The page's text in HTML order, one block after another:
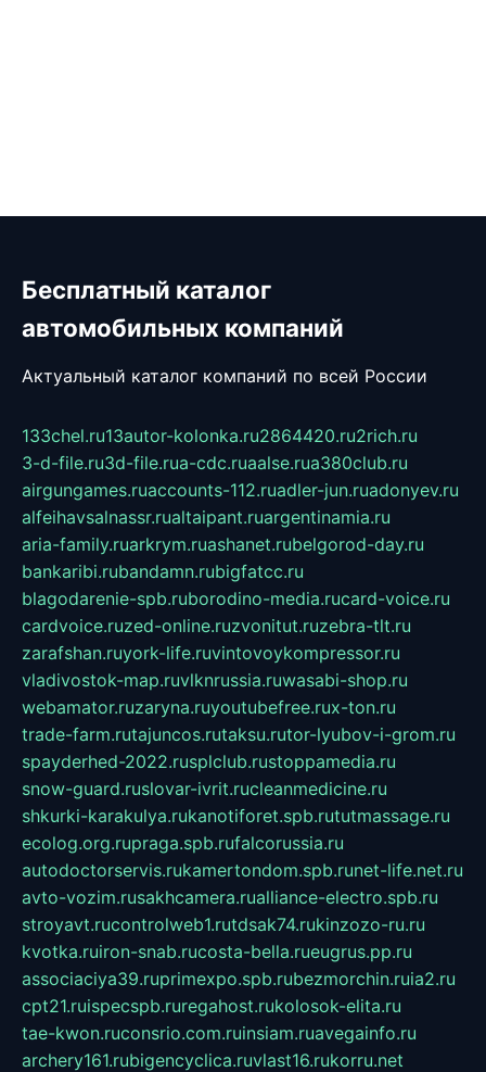
Бесплатный каталог
автомобильных компаний
Актуальный каталог компаний по всей России
133chel.ru13autor-kolonka.ru2864420.ru2rich.ru
3-d-file.ru3d-file.rua-cdc.ruaalse.rua380club.ru
airgungames.ruaccounts-112.ruadler-jun.ruadonyev.ru
alfeihavsalnassr.rualtaipant.ruargentinamia.ru
aria-family.ruarkrym.ruashanet.rubelgorod-day.ru
bankaribi.rubandamn.rubigfatcc.ru
blagodarenie-spb.ruborodino-media.rucard-voice.ru
cardvoice.ruzed-online.ruzvonitut.ruzebra-tlt.ru
zarafshan.ruyork-life.ruvintovoykompressor.ru
vladivostok-map.ruvlknrussia.ruwasabi-shop.ru
webamator.ruzaryna.ruyoutubefree.rux-ton.ru
trade-farm.rutajuncos.rutaksu.rutor-lyubov-i-grom.ru
spayderhed-2022.rusplclub.rustoppamedia.ru
snow-guard.ruslovar-ivrit.rucleanmedicine.ru
shkurki-karakulya.rukanotiforet.spb.rututmassage.ru
ecolog.org.rupraga.spb.rufalcorussia.ru
autodoctorservis.rukamertondom.spb.runet-life.net.ru
avto-vozim.rusakhcamera.rualliance-electro.spb.ru
stroyavt.rucontrolweb1.rutdsak74.rukinzozo-ru.ru
kvotka.ruiron-snab.rucosta-bella.rueugrus.pp.ru
associaciya39.ruprimexpo.spb.rubezmorchin.ruia2.ru
cpt21.ruispecspb.ruregahost.rukolosok-elita.ru
tae-kwon.ruconsrio.com.ruinsiam.ruavegainfo.ru
archery161.rubigencyclica.ruvlast16.rukorru.net